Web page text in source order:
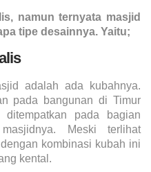
namun ternyata masjid
tipe desainnya. Yaitu;
adalah ada kubahnya.
pada bangunan di Timur
pada bagian
Meski terlihat
kombinasi kubah ini
kental.